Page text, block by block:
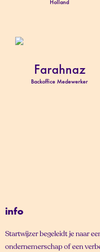
Holland
Farahnaz
Backoffice Medewerker
info
Startwijzer begeleidt je naar
ondernemerschap of een